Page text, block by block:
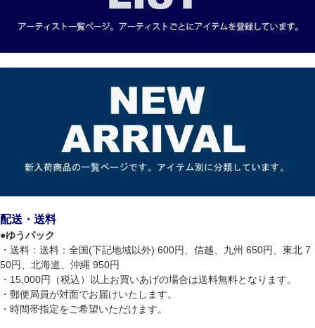
配送・送料
●ゆうパック
・送料：送料：全国(下記地域以外) 600円、信越、九州 650円、東北 7
50円、北海道、沖縄 950円
・15,000円（税込）以上お買いあげの場合は送料無料となります。
・郵便局員が対面でお届けいたします。
・時間帯指定をご希望いただけます。